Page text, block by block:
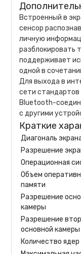
Встроенный в
сенсор
личную
разблокировать
поддерживает
одной в
Для выхода в
сети стандартов
Bluetooth-
с другими
Краткие
Диагональ
Разрешение
Операционная
Объем
памяти
Разрешение
камеры
Разрешение
основной камеры
Количество ядер